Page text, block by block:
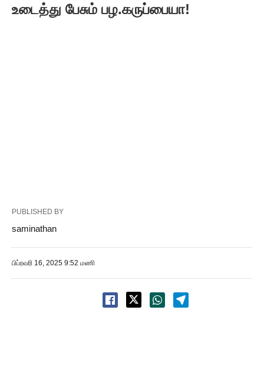
உடைத்து பேசும் பழ.கருப்பையா!
PUBLISHED BY
saminathan
பிப்ரவரி 16, 2025 9:52 மணி